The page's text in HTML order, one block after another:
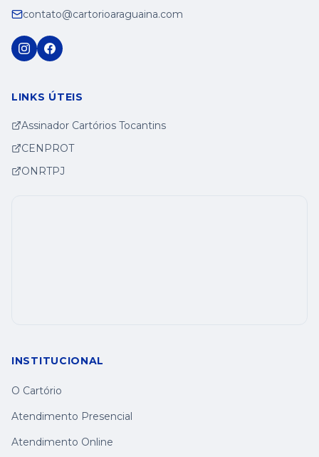
contato@cartorioaraguaina.com
LINKS ÚTEIS
Assinador Cartórios Tocantins
CENPROT
ONRTPJ
INSTITUCIONAL
O Cartório
Atendimento Presencial
Atendimento Online